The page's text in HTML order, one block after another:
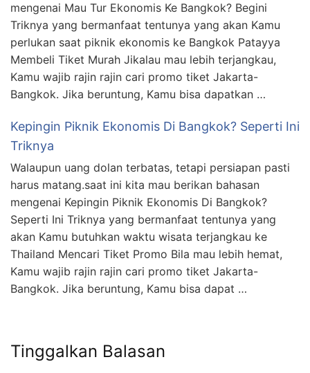
mengenai Mau Tur Ekonomis Ke Bangkok? Begini
Triknya yang bermanfaat tentunya yang akan Kamu
perlukan saat piknik ekonomis ke Bangkok Patayya
Membeli Tiket Murah Jikalau mau lebih terjangkau,
Kamu wajib rajin rajin cari promo tiket Jakarta-
Bangkok. Jika beruntung, Kamu bisa dapatkan …
Kepingin Piknik Ekonomis Di Bangkok? Seperti Ini
Triknya
Walaupun uang dolan terbatas, tetapi persiapan pasti
harus matang.saat ini kita mau berikan bahasan
mengenai Kepingin Piknik Ekonomis Di Bangkok?
Seperti Ini Triknya yang bermanfaat tentunya yang
akan Kamu butuhkan waktu wisata terjangkau ke
Thailand Mencari Tiket Promo Bila mau lebih hemat,
Kamu wajib rajin rajin cari promo tiket Jakarta-
Bangkok. Jika beruntung, Kamu bisa dapat …
Tinggalkan Balasan